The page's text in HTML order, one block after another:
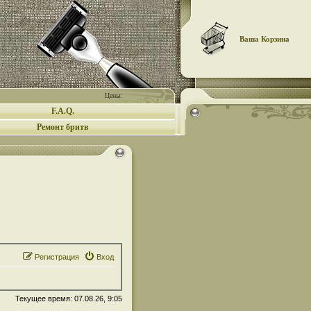
Цены:
Ваша Корзина
F.A.Q.
Ремонт бритв
Вход
Регистрация
Текущее время: 07.08.26, 9:05